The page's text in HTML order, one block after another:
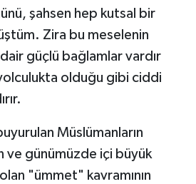
şahsen hep kutsal bir
Zira bu meselenin
güçlü bağlamlar vardır
olduğu gibi ciddi
Müslümanların
ve günümüzde içi büyük
"ümmet" kavramının